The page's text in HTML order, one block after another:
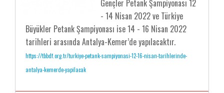
Gençler Petank Şampiyonası 12
- 14 Nisan 2022 ve Türkiye
Büyükler Petank Şampiyonası ise 14 - 16 Nisan 2022
tarihleri arasında Antalya-Kemer’de yapılacaktır.
https://tbbdf.org.tr/turkiye-petank-sampiyonasi-12-16-nisan-tarihlerinde-
antalya-kemerde-yapilacak